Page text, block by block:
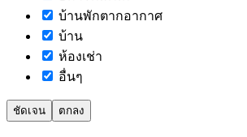
บ้านพักตากอากาศ
บ้าน
ห้องเช่า
อื่นๆ
ชัดเจน ตกลง